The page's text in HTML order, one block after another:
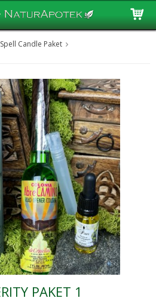
blivit tillagd i varukorgen
Candle Paket
PAKET 1